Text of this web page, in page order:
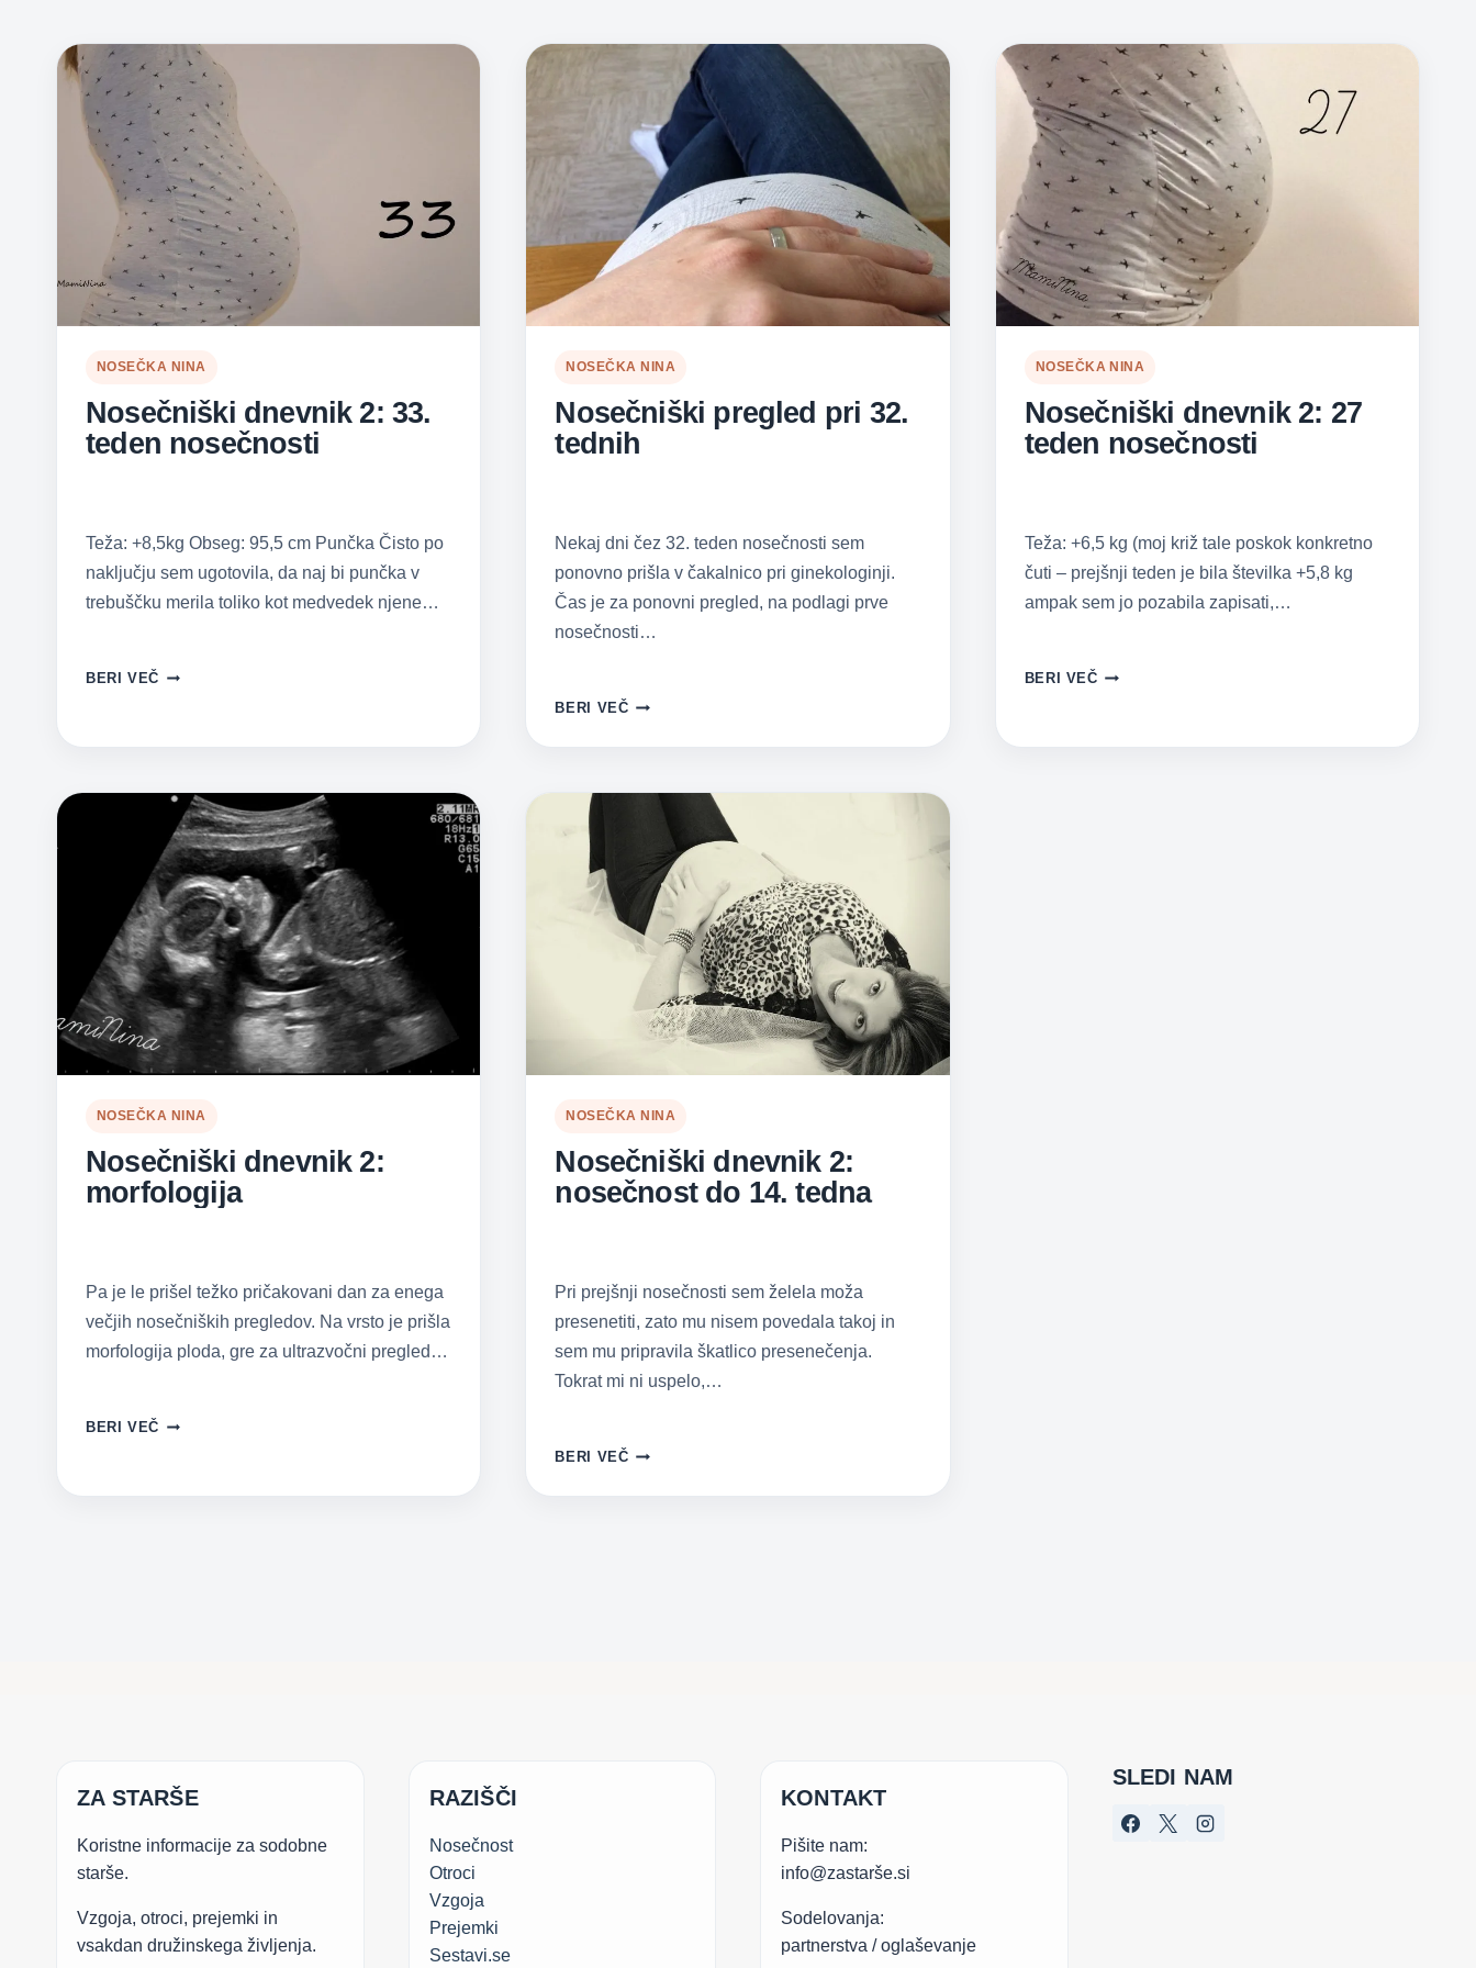
NOSEČKA NINA
Nosečniški dnevnik 2: 33.
teden nosečnosti
Teža: +8,5kg Obseg: 95,5 cm Punčka Čisto po
naključju sem ugotovila, da naj bi punčka v
trebuščku merila toliko kot medvedek njene…
BERI VEČ NOSEČNIŠKI
NOSEČKA NINA
Nosečniški pregled pri 32.
tednih
Nekaj dni čez 32. teden nosečnosti sem
ponovno prišla v čakalnico pri ginekologinji.
Čas je za ponovni pregled, na podlagi prve
nosečnosti…
BERI VEČNOSEČNIŠKI
PRI
TEDNIH
NOSEČKA NINA
Nosečniški dnevnik 2: 27
teden nosečnosti
Teža: +6,5 kg (moj križ tale poskok konkretno
čuti – prejšnji teden je bila številka +5,8 kg
ampak sem jo pozabila zapisati,…
BERI VEČNOSEČNIŠKI
NOSEČKA NINA
Nosečniški dnevnik 2:
morfologija
Pa je le prišel težko pričakovani dan za enega
večjih nosečniških pregledov. Na vrsto je prišla
morfologija ploda, gre za ultrazvočni pregled…
BERI VEČ NOSEČNIŠKI
NOSEČKA NINA
Nosečniški dnevnik 2:
nosečnost do 14. tedna
Pri prejšnji nosečnosti sem želela moža
presenetiti, zato mu nisem povedala takoj in
sem mu pripravila škatlico presenečenja.
Tokrat mi ni uspelo,…
BERI VEČNOSEČNIŠKI
2:
ZA STARŠE
Koristne informacije za sodobne
starše.
Vzgoja, otroci, prejemki in
vsakdan družinskega življenja.
RAZIŠČI
Nosečnost
Otroci
Vzgoja
Prejemki
Sestavi.se
KONTAKT
Pišite nam:
info@zastarše.si
Sodelovanja:
partnerstva / oglaševanje
SLEDI NAM